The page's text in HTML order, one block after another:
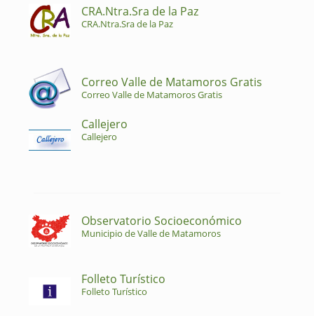
CRA.Ntra.Sra de la Paz
CRA.Ntra.Sra de la Paz
Correo Valle de Matamoros Gratis
Correo Valle de Matamoros Gratis
Callejero
Callejero
Observatorio Socioeconómico
Municipio de Valle de Matamoros
Folleto Turístico
Folleto Turístico